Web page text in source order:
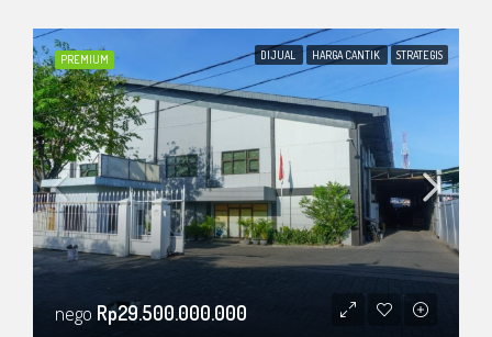
PREMIUM DIJUAL HARGA CANTIK STRATEGIS
nego Rp29.500.000.000